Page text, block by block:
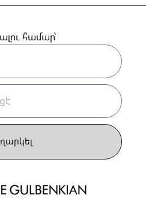
համար՝